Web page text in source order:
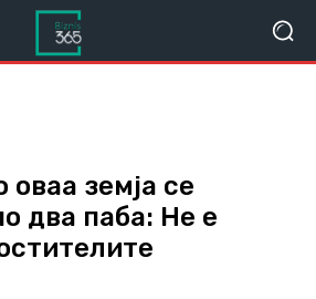
оваа земја се
два паба: Не е